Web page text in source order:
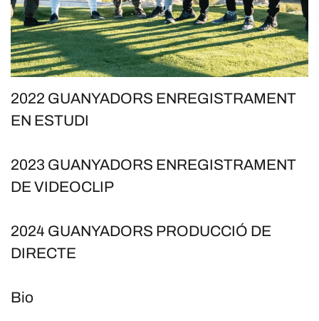
2022 GUANYADORS ENREGISTRAMENT
EN ESTUDI
2023 GUANYADORS ENREGISTRAMENT
DE VIDEOCLIP
2024 GUANYADORS PRODUCCIÓ DE
DIRECTE
Bio